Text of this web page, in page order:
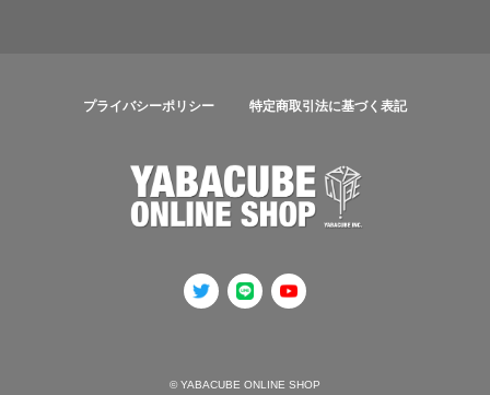
プライバシーポリシー 特定商取引法に基づく表記
© YABACUBE ONLINE SHOP